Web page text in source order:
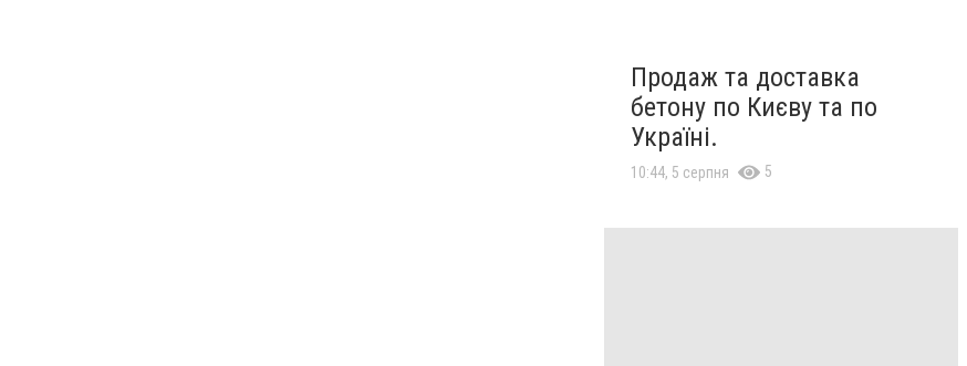
Продаж та доставка
бетону по Києву та по
Україні.
10:44, 5 серпня 5